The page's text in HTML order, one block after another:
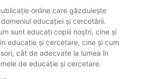
online care găzduiește
educației și cercetării.
sunt educați copiii noștri, cine și
educație și cercetare, cine și cum
cât de adecvate la lumea în
de educație și cercetare.